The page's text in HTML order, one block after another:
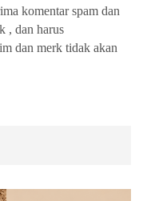
komentar spam dan
, dan harus
dan merk tidak akan